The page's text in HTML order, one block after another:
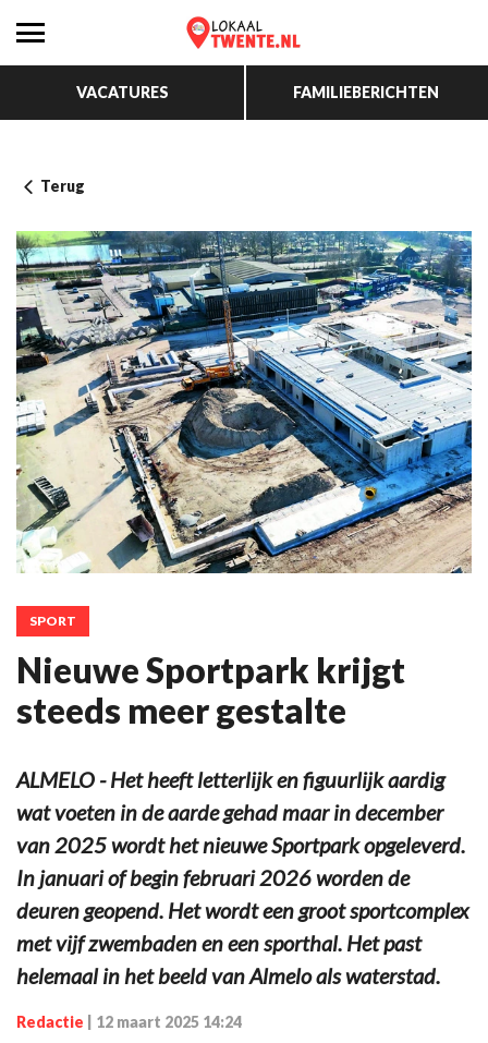
VACATURES FAMILIEBERICHTEN
Terug
SPORT
Nieuwe Sportpark krijgt
steeds meer gestalte
ALMELO - Het heeft letterlijk en figuurlijk aardig
wat voeten in de aarde gehad maar in december
van 2025 wordt het nieuwe Sportpark opgeleverd.
In januari of begin februari 2026 worden de
deuren geopend. Het wordt een groot sportcomplex
met vijf zwembaden en een sporthal. Het past
helemaal in het beeld van Almelo als waterstad.
Redactie 12 maart 2025 14:24